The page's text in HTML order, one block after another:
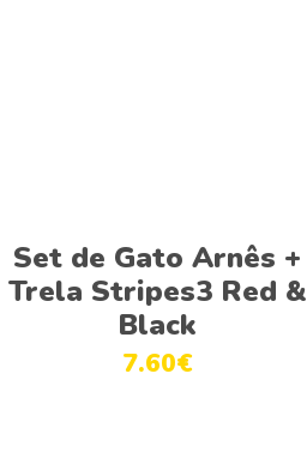
Ver opções
Set de Gato Arnês +
Trela Stripes3 Red &
Black
7.60€